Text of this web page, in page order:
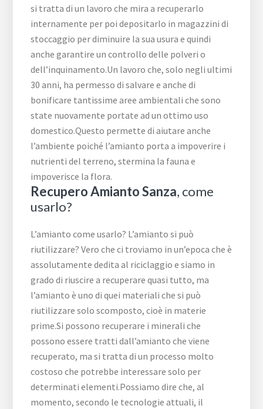
si tratta di un lavoro che mira a recuperarlo
internamente per poi depositarlo in magazzini di
stoccaggio per diminuire la sua usura e quindi
anche garantire un controllo delle polveri o
dell’inquinamento.Un lavoro che, solo negli ultimi
30 anni, ha permesso di salvare e anche di
bonificare tantissime aree ambientali che sono
state nuovamente portate ad un ottimo uso
domestico.Questo permette di aiutare anche
l’ambiente poiché l’amianto porta a impoverire i
nutrienti del terreno, stermina la fauna e
impoverisce la flora.
Recupero Amianto Sanza, come
usarlo?
L’amianto come usarlo? L’amianto si può
riutilizzare? Vero che ci troviamo in un’epoca che è
assolutamente dedita al riciclaggio e siamo in
grado di riuscire a recuperare quasi tutto, ma
l’amianto è uno di quei materiali che si può
riutilizzare solo scomposto, cioè in materie
prime.Si possono recuperare i minerali che
possono essere tratti dall’amianto che viene
recuperato, ma si tratta di un processo molto
costoso che potrebbe interessare solo per
determinati elementi.Possiamo dire che, al
momento, secondo le tecnologie attuali, il